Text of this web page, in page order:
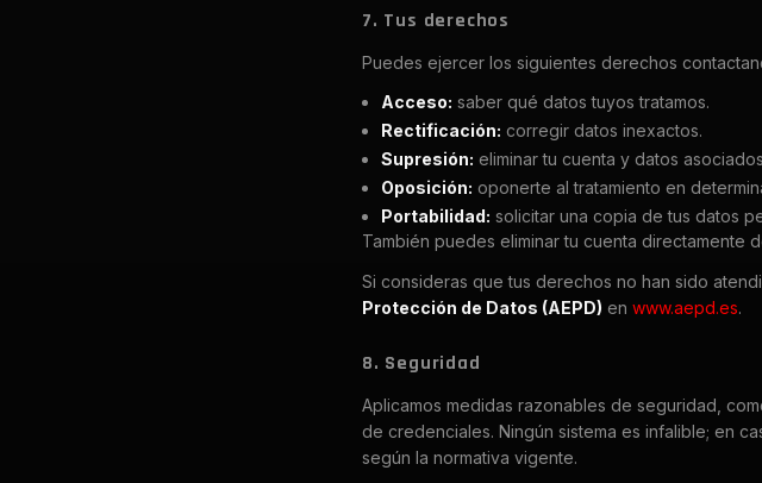
7. Tus derechos
Puedes ejercer los siguientes derechos
Acceso: saber qué datos tuyos tratamos.
Rectificación: corregir datos inexactos.
Supresión: eliminar tu cuenta y datos
Oposición: oponerte al tratamiento en
Portabilidad: solicitar una copia de tus datos
También puedes eliminar tu cuenta directamente
Si consideras que tus derechos no han sido
Protección de Datos (AEPD) en www.aepd.es.
8. Seguridad
Aplicamos medidas razonables de seguridad,
de credenciales. Ningún sistema es infalible; en
según la normativa vigente.